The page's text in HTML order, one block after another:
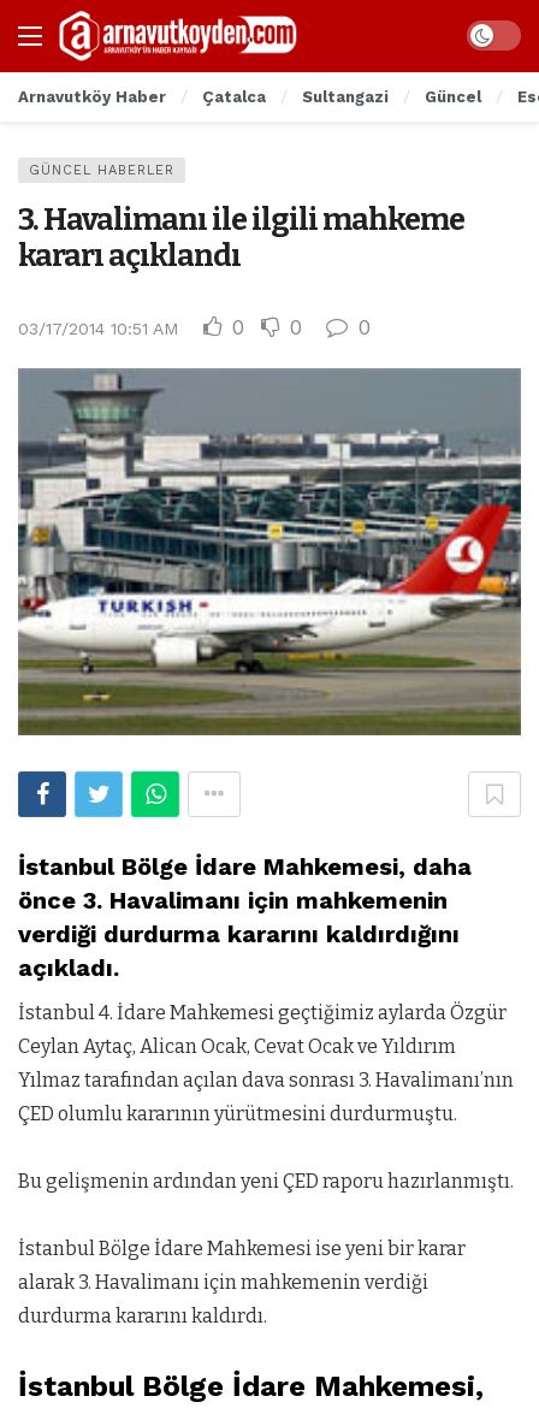
Arnavutköy Haber Çatalca Sultangazi Güncel
GÜNCEL HABERLER
3. Havalimanı ile ilgili mahkeme
kararı açıklandı
03/17/2014 10:51 AM 0 0 0
İstanbul Bölge İdare Mahkemesi, daha
önce 3. Havalimanı için mahkemenin
verdiği durdurma kararını kaldırdığını
açıkladı.
İstanbul 4. İdare Mahkemesi geçtiğimiz aylarda Özgür
Ceylan Aytaç, Alican Ocak, Cevat Ocak ve Yıldırım
Yılmaz tarafından açılan dava sonrası 3. Havalimanı’nın
ÇED olumlu kararının yürütmesini durdurmuştu.
Bu gelişmenin ardından yeni ÇED raporu hazırlanmıştı.
İstanbul Bölge İdare Mahkemesi ise yeni bir karar
alarak 3. Havalimanı için mahkemenin verdiği
durdurma kararını kaldırdı.
İstanbul Bölge İdare Mahkemesi,